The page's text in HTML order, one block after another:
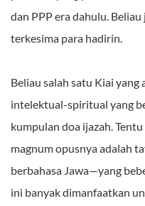
dan PPP era dahulu.
terkesima para hadirin.
Beliau salah satu Kiai
intelektual-spiritual yang
kumpulan doa ijazah.
magnum opusnya adalah
berbahasa Jawa—yang
ini banyak dimanfaatkan